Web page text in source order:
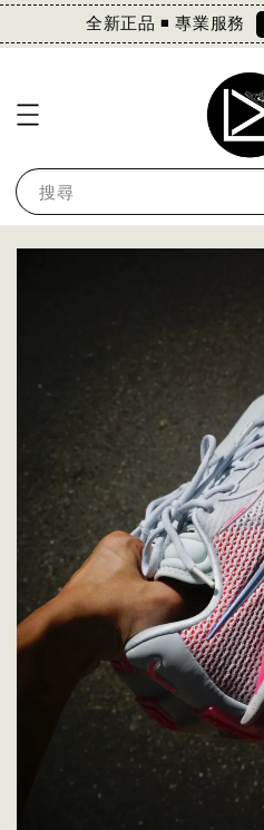
全新正品 ◾️ 專業服務
搜尋